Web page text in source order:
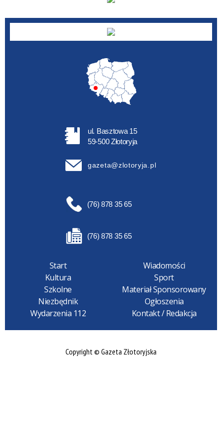
ul. Basztowa 15
59-500 Złotoryja
gazeta@zlotoryja.pl
(76) 878 35 65
(76) 878 35 65
Start
Wiadomości
Kultura
Sport
Szkolne
Materiał Sponsorowany
Niezbędnik
Ogłoszenia
Wydarzenia 112
Kontakt / Redakcja
Copyright © Gazeta Złotoryjska